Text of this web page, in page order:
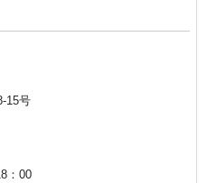
15号
：00